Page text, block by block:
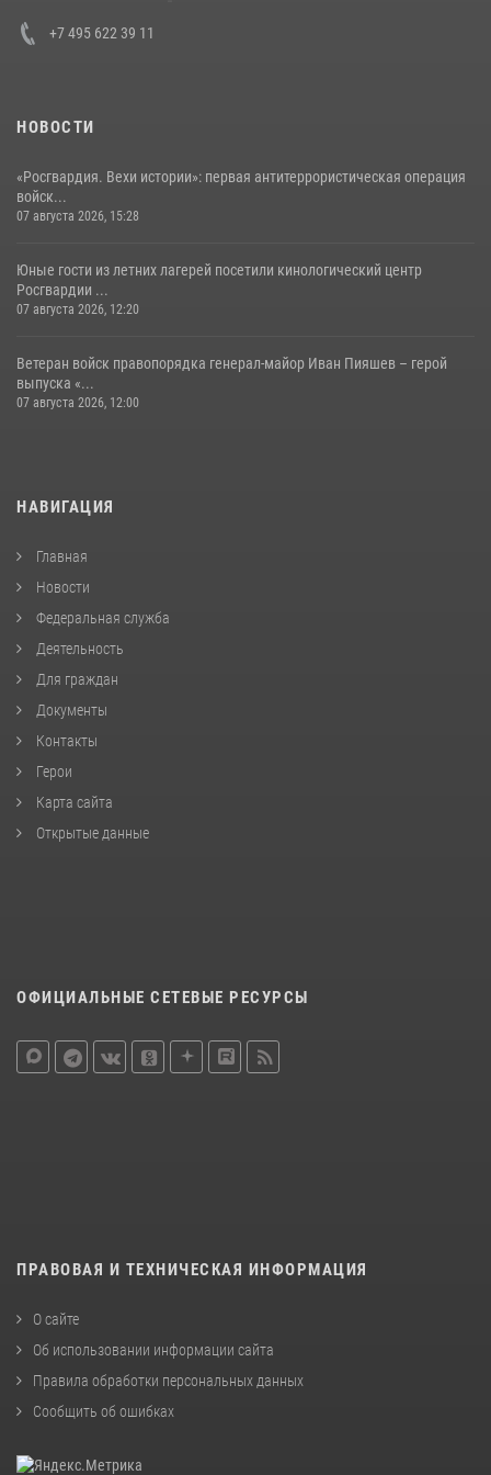
+7 495 622 39 11
НОВОСТИ
«Росгвардия. Вехи истории»: первая антитеррористическая операция
войск...
07 августа 2026, 15:28
Юные гости из летних лагерей посетили кинологический центр
Росгвардии ...
07 августа 2026, 12:20
Ветеран войск правопорядка генерал-майор Иван Пияшев – герой
выпуска «...
07 августа 2026, 12:00
НАВИГАЦИЯ
Главная
Новости
Федеральная служба
Деятельность
Для граждан
Документы
Контакты
Герои
Карта сайта
Открытые данные
ОФИЦИАЛЬНЫЕ СЕТЕВЫЕ РЕСУРСЫ
ПРАВОВАЯ И ТЕХНИЧЕСКАЯ ИНФОРМАЦИЯ
О сайте
Об использовании информации сайта
Правила обработки персональных данных
Сообщить об ошибках